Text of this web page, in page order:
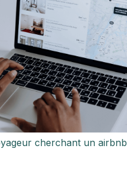
cherchant un airbnb